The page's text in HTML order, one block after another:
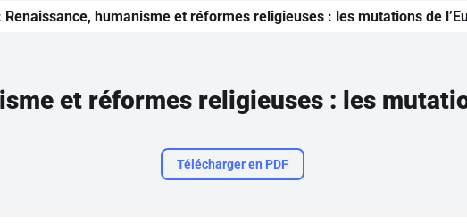
Renaissance, humanisme et réformes religieuses : les mutations de
et réformes religieuses : les
Télécharger en PDF